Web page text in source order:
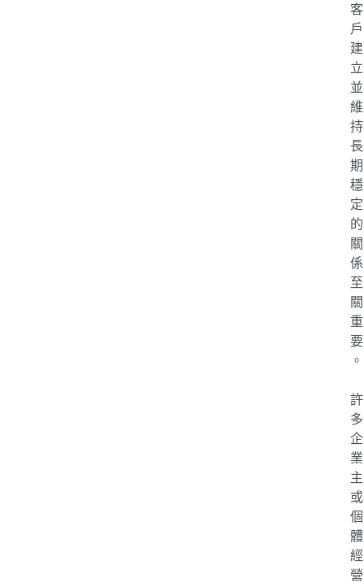
客
戶
建
立
並
維
持
長
期
穩
定
的
關
係
至
關
重
要
。
許
多
企
業
主
或
個
體
經
營